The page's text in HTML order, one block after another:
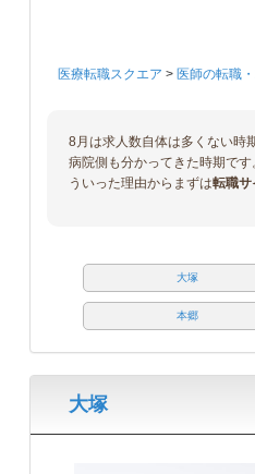
医療転職スクエア > 医師の転職
8月は求人数自体は多くない時
病院側も分かってきた時期で
ういった理由からまずは転職サ
大塚
本郷
大塚